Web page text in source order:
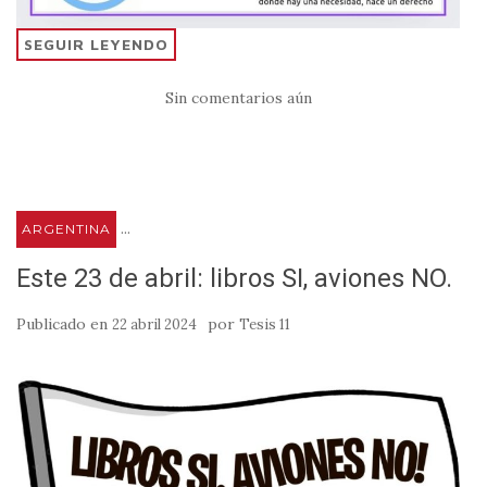
SEGUIR LEYENDO
Sin comentarios aún
ARGENTINA ...
Este 23 de abril: libros SI, aviones NO.
Publicado en 22 abril 2024 por Tesis 11